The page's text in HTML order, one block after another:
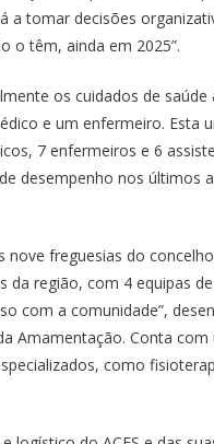
a tomar decisões
o têm, ainda em 2025”.
os cuidados de
e um enfermeiro. Esta
7 enfermeiros e 6
desempenho nos
freguesias do
região, com 4 equipas
com a comunidade”,
Amamentação. Conta
como